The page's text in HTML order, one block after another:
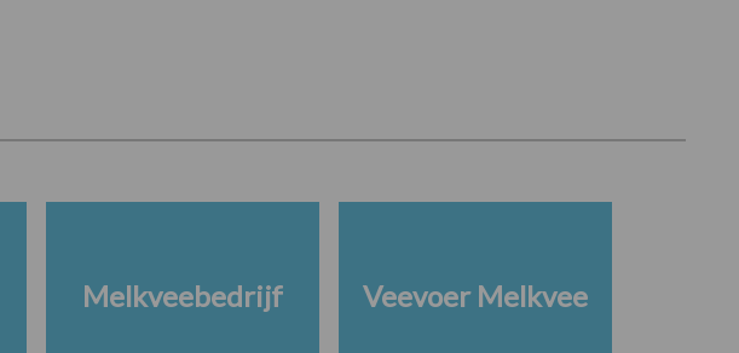
Melkveebedrijf Veevoer Melkvee